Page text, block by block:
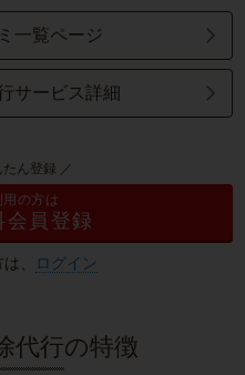
一覧ページ
サービス詳細
ん登録 ／
の方は
会員登録
、 ログイン
代行の特徴